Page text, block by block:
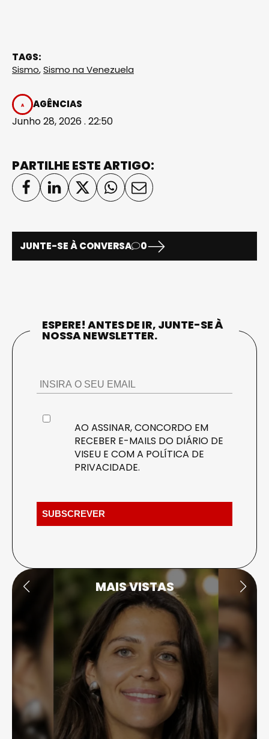
TAGS:
Sismo,Sismo na Venezuela
AGÊNCIAS
Junho 28, 2026 . 22:50
PARTILHE ESTE ARTIGO:
JUNTE-SE À CONVERSA 0
ESPERE! ANTES DE IR, JUNTE-SE À
NOSSA NEWSLETTER.
AO ASSINAR, CONCORDO EM
RECEBER E-MAILS DO DIÁRIO DE
VISEU E COM A POLÍTICA DE
PRIVACIDADE.
MAIS VISTAS